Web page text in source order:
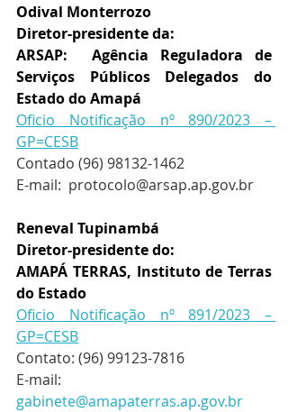
Odival Monterrozo
Diretor-presidente da:
ARSAP:  Agência Reguladora de
Serviços Públicos Delegados do
Estado do Amapá
Oficio Notificação nº 890/2023 –
GP=CESB
Contado (96) 98132-1462
E-mail: protocolo@arsap.ap.gov.br
Reneval Tupinambá
Diretor-presidente do:
AMAPÁ TERRAS, Instituto de Terras
do Estado
Oficio Notificação nº 891/2023 –
GP=CESB
Contato: (96) 99123-7816
gabinete@amapaterras.ap.gov.br